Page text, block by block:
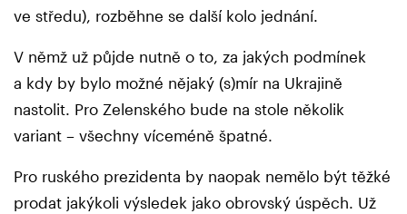
ve středu), rozběhne se další kolo jednání.
V němž už půjde nutně o to, za jakých podmínek
a kdy by bylo možné nějaký (s)mír na Ukrajině
nastolit. Pro Zelenského bude na stole několik
variant – všechny víceméně špatné.
Pro ruského prezidenta by naopak nemělo být těžké
prodat jakýkoli výsledek jako obrovský úspěch. Už